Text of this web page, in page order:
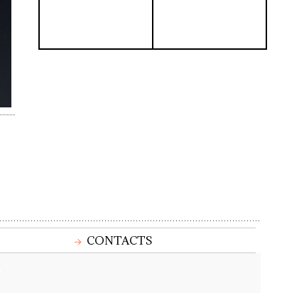
CONTACTS